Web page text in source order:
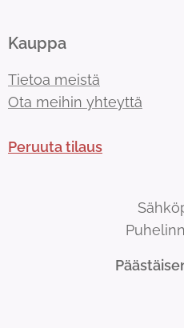
Kauppa
Tietoa meistä
Ota meihin yhteyttä
Peruuta tilaus